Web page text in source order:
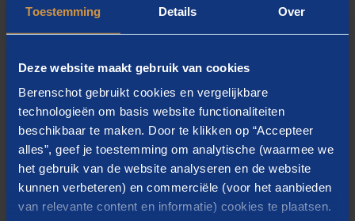
Toestemming Details Over
Deze website maakt gebruik van cookies
Berenschot gebruikt cookies en vergelijkbare
technologieën om basis website functionaliteiten
beschikbaar te maken. Door te klikken op “Accepteer
alles”, geef je toestemming om analytische (waarmee we
het gebruik van de website analyseren en de website
kunnen verbeteren) en commerciële (voor het aanbieden
van relevante content en informatie) cookies te plaatsen.
of te verbeteren. Tijdens het doorlopen van de stappen
van het bedrijf(sonderdeel) en de te optimaliseren
processen als het benodigde besturingssysteem, de
gewenste organisatie-inrichting en de
informatiestromen. Op deze manier ontstaat een
gestroomlijnde organisatie die beter is afgestemd op
de doelen, producten & diensten, en behoeften van het
bedrijf.